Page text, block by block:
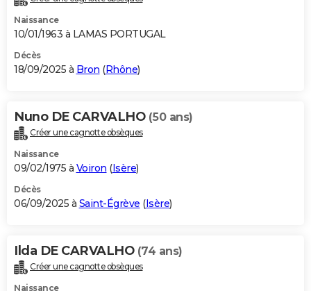
Naissance
10/01/1963 à LAMAS PORTUGAL
Décès
18/09/2025 à Bron (Rhône)
Nuno DE CARVALHO (50 ans)
Créer une cagnotte obsèques
Naissance
09/02/1975 à Voiron (Isère)
Décès
06/09/2025 à Saint-Égrève (Isère)
Ilda DE CARVALHO (74 ans)
Créer une cagnotte obsèques
Naissance